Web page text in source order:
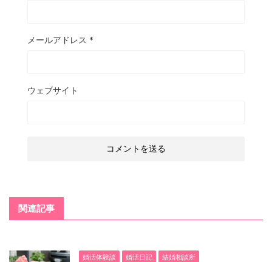
メールアドレス *
ウェブサイト
関連記事
婚活体験談 婚活日記 結婚相談所